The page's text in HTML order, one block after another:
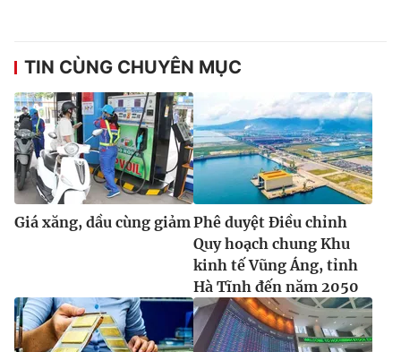
TIN CÙNG CHUYÊN MỤC
Giá xăng, dầu cùng giảmPhê duyệt Điều chỉnh
Quy hoạch chung Khu
kinh tế Vũng Áng, tỉnh
Hà Tĩnh đến năm 2050